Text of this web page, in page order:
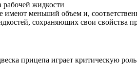
рабочей жидкости
имеют меньший объем и,
сохраняющих свои свойства
прицепа играет критическую